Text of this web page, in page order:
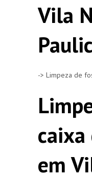
Vila
-> Limpeza de
caixa
em